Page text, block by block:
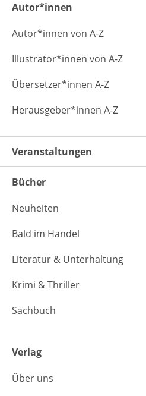
Autor*innen
Autor*innen von A-Z
Illustrator*innen von A-Z
Übersetzer*innen A-Z
Herausgeber*innen A-Z
Veranstaltungen
Bücher
Neuheiten
Bald im Handel
Literatur & Unterhaltung
Krimi & Thriller
Sachbuch
Verlag
Über uns